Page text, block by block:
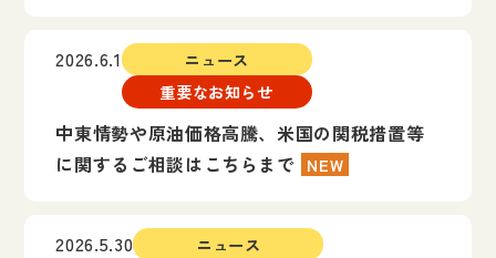
2026.6.1
ニュース
重要なお知らせ
中東情勢や原油価格高騰、米国の関税措置等
に関するご相談はこちらまで NEW
2026.5.30 ニュース